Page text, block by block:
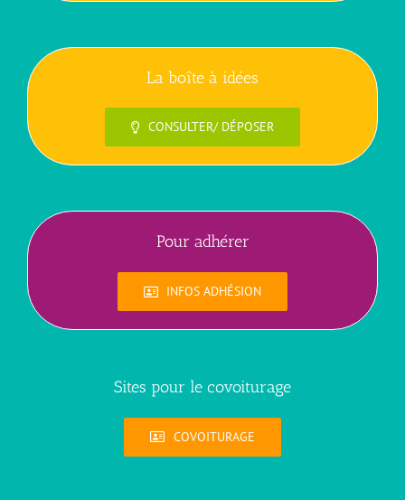
La boîte à idées
CONSULTER/ DÉPOSER
Pour adhérer
INFOS ADHÉSION
Sites pour le covoiturage
COVOITURAGE